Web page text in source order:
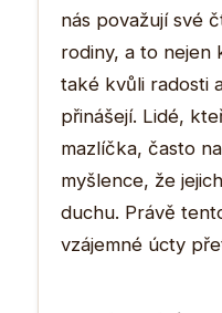
nás považují své
rodiny, a to nejen
také kvůli radosti
přinášejí. Lidé,
mazlíčka, často
myšlence, že
duchu. Právě
vzájemné úcty